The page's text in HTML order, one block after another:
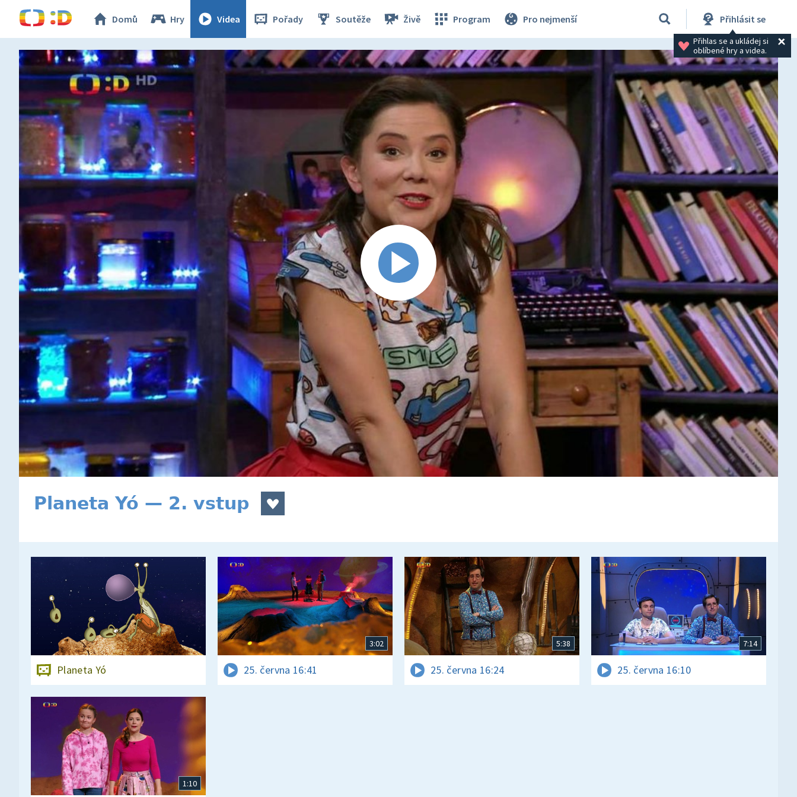
Domů Hry Videa Pořady Soutěže Živě Program Pro nejmenší Přihlásit se
Přihlas se a ukládej si
oblíbené hry a videa.
Planeta Yó — 2. vstup
Planeta Yó
3:02
25. června 16:41
5:38
25. června 16:24
7:14
25. června 16:10
1:10